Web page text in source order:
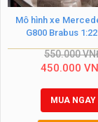
Mô hình xe
G800 Brabus
550.000
450.000
MUA NGAY